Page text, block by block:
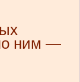
ним —